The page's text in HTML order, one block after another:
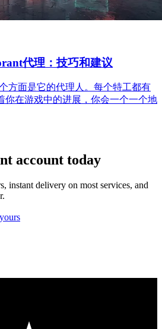
代理：技巧和建议
方面是它的代理人。每个特工都有
你在游戏中的进展，你会一个一个地
account today
instant delivery on most services, and